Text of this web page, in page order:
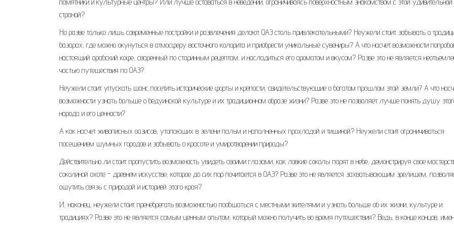
страной?
Но разве только лишь современные постройки и развлечения делают ОАЭ столь привлекательными? Неужели стоит забывать о
базарах, где можно окунуться в атмосферу восточного колорита и приобрести уникальные сувениры? А что насчет возможности
настоящий арабский кофе, сваренный по старинным рецептам, и насладиться его ароматом и вкусом? Разве это не является
частью путешествия по ОАЭ?
Неужели стоит упускать шанс посетить исторические форты и крепости, свидетельствующие о богатом прошлом этой земли? А что
возможности узнать больше о бедуинской культуре и их традиционном образе жизни? Разве это не позволяет лучше понять душу
народа и его ценности?
А как насчет живописных оазисов, утопающих в зелени пальм и наполненных прохладой и тишиной? Неужели стоит ограничиваться
посещением шумных городов и забывать о красоте и умиротворении природы?
Действительно ли стоит пропустить возможность увидеть своими глазами, как ловкие соколы парят в небе, демонстрируя свое
соколиной охоте – древнем искусстве, которое до сих пор почитается в ОАЭ? Разве это не является захватывающим зрелищем,
ощутить связь с природой и историей этого края?
И, наконец, неужели стоит пренебрегать возможностью пообщаться с местными жителями и узнать больше об их жизни, культуре и
традициях? Разве это не является самым ценным опытом, который можно получить во время путешествия? Ведь, в конце концов,